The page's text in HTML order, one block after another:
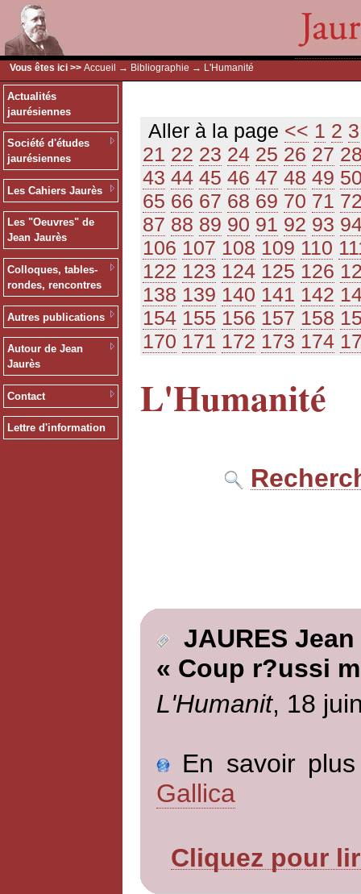
Vous êtes ici >> Accueil → Bibliographie → L'Humanité
Actualités
jaurésiennes
Société d'études
jaurésiennes
Les Cahiers Jaurès
Les "Oeuvres" de
Jean Jaurès
Colloques, tables-
rondes, rencontres
Autres publications
Autour de Jean
Jaurès
Contact
Lettre d'information
Aller à la page << 1 2 3
21 22 23 24 25 26 27
43 44 45 46 47 48 49
65 66 67 68 69 70 71
87 88 89 90 91 92 93
106 107 108 109 110
122 123 124 125 126
138 139 140 141 142
154 155 156 157 158
170 171 172 173 174
L'Humanité
JAURES Jean
« Coup r?ussi
L'Humanit, 18
En savoir
Gallica
Cliquez pour